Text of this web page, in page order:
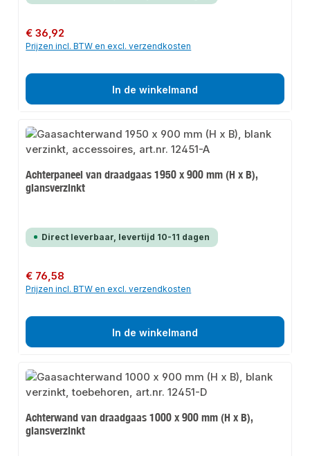
Normale prijs:
€ 36,92
Prijzen incl. BTW en excl. verzendkosten
In de winkelmand
Achterpaneel van draadgaas 1950 x 900 mm (H x B),
glansverzinkt
Direct leverbaar, levertijd 10-11 dagen
Normale prijs:
€ 76,58
Prijzen incl. BTW en excl. verzendkosten
In de winkelmand
Achterwand van draadgaas 1000 x 900 mm (H x B),
glansverzinkt